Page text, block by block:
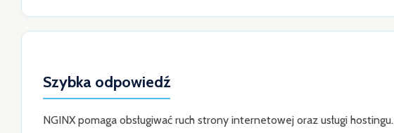
Szybka odpowiedź
NGINX pomaga obsługiwać ruch strony internetowej oraz usługi hostingu.